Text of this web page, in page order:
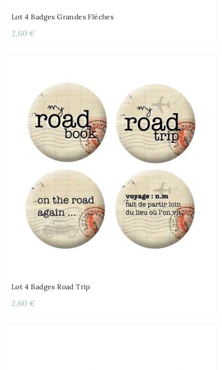
Lot 4 Badges Grandes Fléches
2,60 €
Lot 4 Badges Road Trip
2,60 €